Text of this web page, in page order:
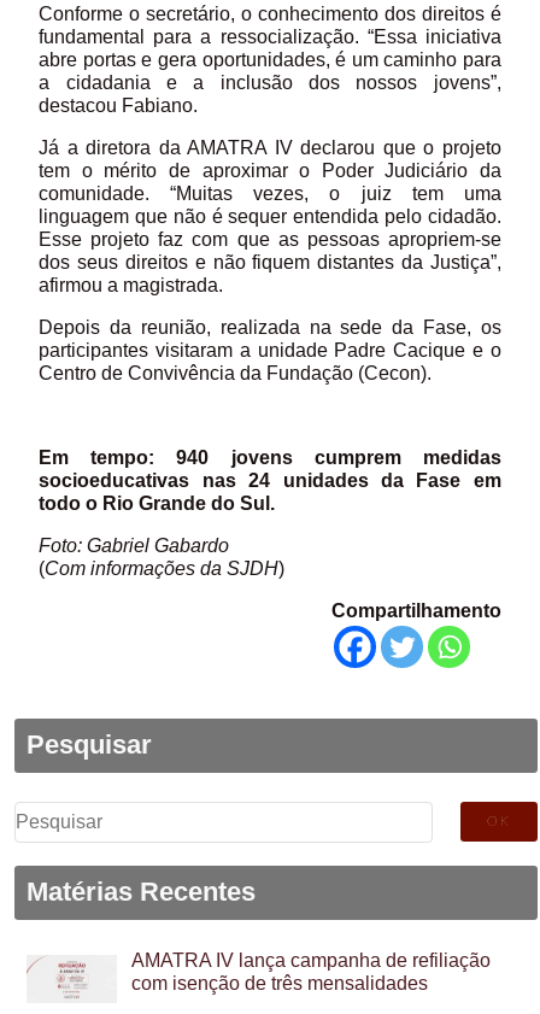
Conforme o secretário, o conhecimento dos direitos é
fundamental para a ressocialização. “Essa iniciativa
abre portas e gera oportunidades, é um caminho para
a cidadania e a inclusão dos nossos jovens”,
destacou Fabiano.
Já a diretora da AMATRA IV declarou que o projeto
tem o mérito de aproximar o Poder Judiciário da
comunidade. “Muitas vezes, o juiz tem uma
linguagem que não é sequer entendida pelo cidadão.
Esse projeto faz com que as pessoas apropriem-se
dos seus direitos e não fiquem distantes da Justiça”,
afirmou a magistrada.
Depois da reunião, realizada na sede da Fase, os
participantes visitaram a unidade Padre Cacique e o
Centro de Convivência da Fundação (Cecon).
Em tempo: 940 jovens cumprem medidas
socioeducativas nas 24 unidades da Fase em
todo o Rio Grande do Sul.
Foto: Gabriel Gabardo
(Com informações da SJDH)
Compartilhamento
Pesquisar
Pesquisar
por:
Matérias Recentes
AMATRA IV lança campanha de refiliação
com isenção de três mensalidades